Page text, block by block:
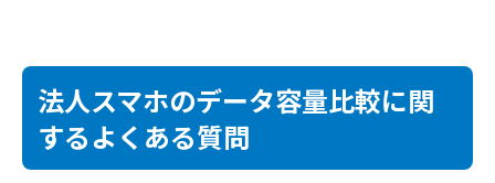
法人スマホのデータ容量比較に関
するよくある質問